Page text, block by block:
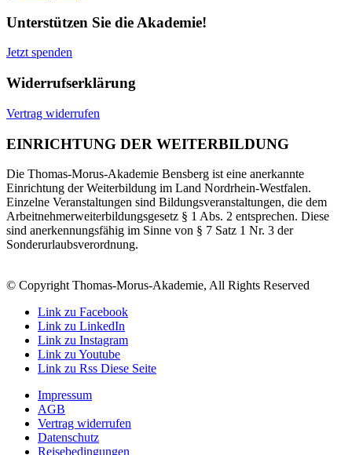
Unterstützen Sie die Akademie!
Jetzt spenden
Widerrufserklärung
Vertrag widerrufen
EINRICHTUNG DER WEITERBILDUNG
Die Thomas-Morus-Akademie Bensberg ist eine anerkannte
Einrichtung der Weiterbildung im Land Nordrhein-Westfalen.
Einzelne Veranstaltungen sind Bildungsveranstaltungen, die dem
Arbeitnehmerweiterbildungsgesetz § 1 Abs. 2 entsprechen. Diese
sind anerkennungsfähig im Sinne von § 7 Satz 1 Nr. 3 der
Sonderurlaubsverordnung.
© Copyright Thomas-Morus-Akademie, All Rights Reserved
Link zu Facebook
Link zu LinkedIn
Link zu Instagram
Link zu Youtube
Link zu Rss Diese Seite
Impressum
AGB
Vertrag widerrufen
Datenschutz
Reisebedingungen